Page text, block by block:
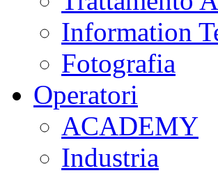
Information
Fotografia
Operatori
ACADEMY
Industria